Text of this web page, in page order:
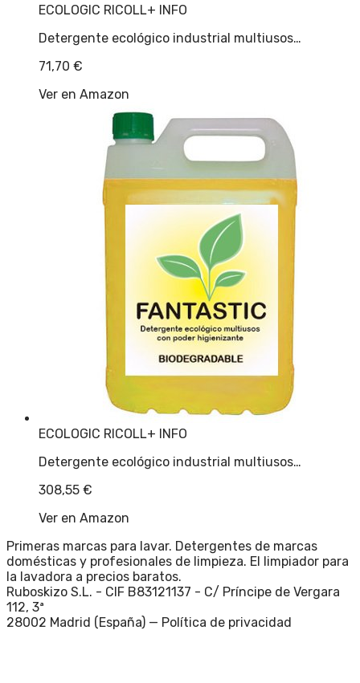
ECOLOGIC RICOLL+ INFO
Detergente ecológico industrial multiusos…
71,70 €
Ver en Amazon
ECOLOGIC RICOLL+ INFO
Detergente ecológico industrial multiusos…
308,55 €
Ver en Amazon
Primeras marcas para lavar. Detergentes de marcas
domésticas y profesionales de limpieza. El limpiador para
la lavadora a precios baratos.
Ruboskizo S.L. - CIF B83121137 - C/ Príncipe de Vergara
112, 3ª
28002 Madrid (España) — Política de privacidad